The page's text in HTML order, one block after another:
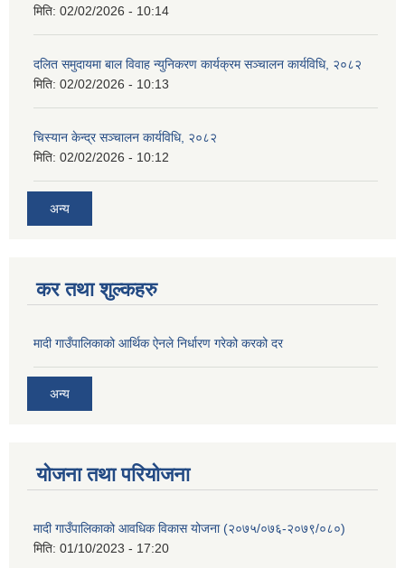
मिति: 02/02/2026 - 10:14
दलित समुदायमा बाल विवाह न्युनिकरण कार्यक्रम सञ्‍चालन कार्यविधि, २०८२
मिति: 02/02/2026 - 10:13
चिस्यान केन्द्र सञ्‍चालन कार्यविधि, २०८२
मिति: 02/02/2026 - 10:12
अन्य
कर तथा शुल्कहरु
मादी गाउँपालिकाको आर्थिक ऐनले निर्धारण गरेको करको दर
अन्य
योजना तथा परियोजना
मादी गाउँपालिकाको आवधिक विकास योजना (२०७५/०७६-२०७९/०८०)
मिति: 01/10/2023 - 17:20